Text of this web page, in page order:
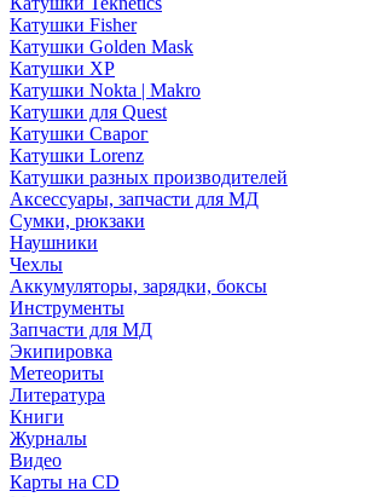
Катушки Fisher
Катушки Golden Mask
Катушки XP
Катушки Nokta | Makro
Катушки для Quest
Катушки Сварог
Катушки Lorenz
Катушки разных производителей
Аксессуары, запчасти для МД
Сумки, рюкзаки
Наушники
Чехлы
Аккумуляторы, зарядки, боксы
Инструменты
Запчасти для МД
Экипировка
Метеориты
Литература
Книги
Журналы
Видео
Карты на CD